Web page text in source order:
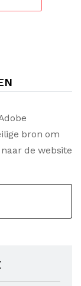
bron om
de website